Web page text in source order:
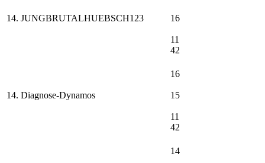
14. JUNGBRUTALHUEBSCH123 16
11
42
14. Diagnose-Dynamos
16
15
11
42
14